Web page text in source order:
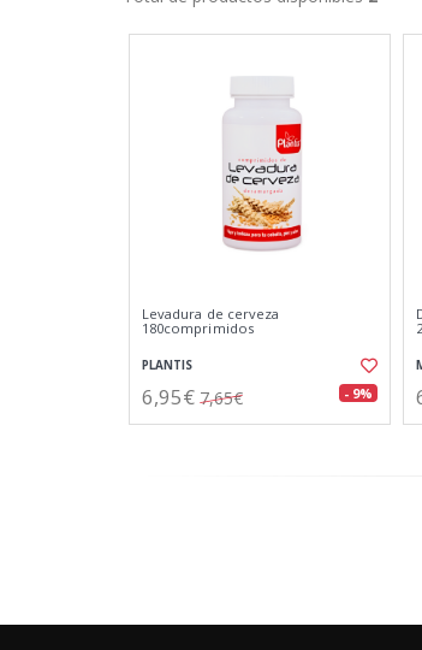
Levadura de cerveza
180comprimidos
PLANTIS
6,95€ 7,65€ - 9%